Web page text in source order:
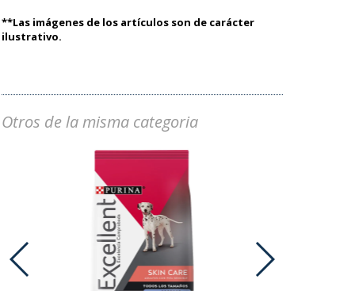
**Las imágenes de los artículos son de carácter
ilustrativo.
Otros de la misma categoria